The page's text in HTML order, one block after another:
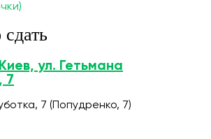
ул. Гетьмана
7
7 (Попудренко, 7)